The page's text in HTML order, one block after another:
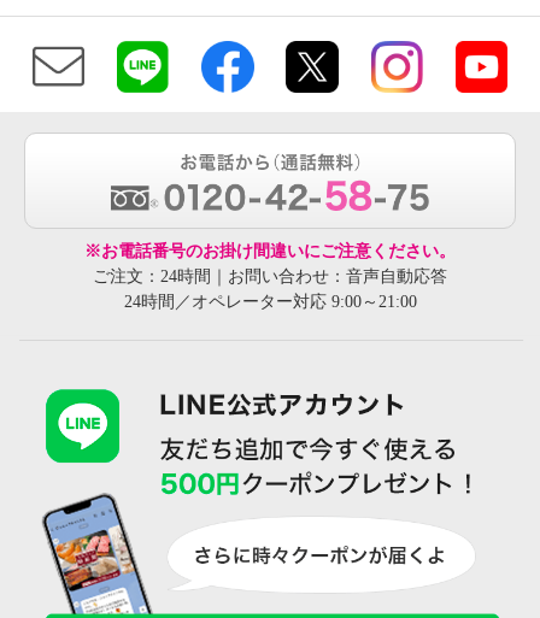
※お電話番号のお掛け間違いにご注意ください。
ご注文：24時間｜お問い合わせ：音声自動応答
24時間／オペレーター対応 9:00～21:00